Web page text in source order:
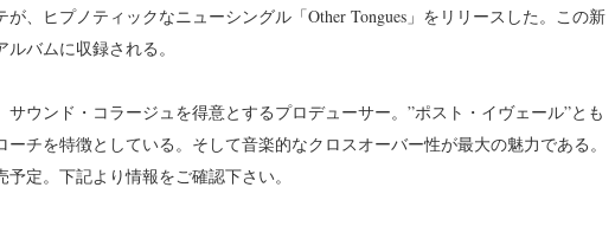
、ヒプノティックなニューシングル「Other Tongues」をリリースした。この新
バムに収録される。
ウンド・コラージュを得意とするプロデューサー。”ポスト・イヴェール”とも
チを特徴としている。そして音楽的なクロスオーバー性が最大の魅力である。
定。下記より情報をご確認下さい。